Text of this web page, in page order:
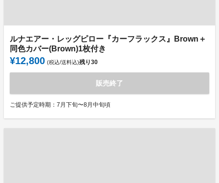
ルナエアー・レッグピロー『カーフラックス』Brown＋
同色カバー(Brown)1枚付き
¥12,800 (税込/送料込)残り30
販売終了
ご提供予定時期：7月下旬〜8月中旬頃